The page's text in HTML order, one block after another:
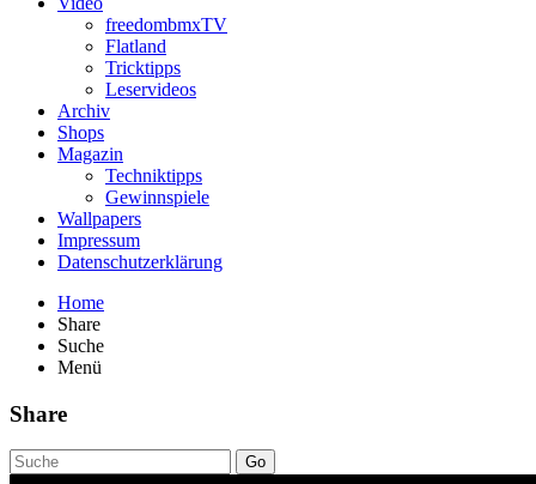
freedombmxTV
Flatland
Tricktipps
Leservideos
Archiv
Shops
Magazin
Techniktipps
Gewinnspiele
Wallpapers
Impressum
Datenschutzerklärung
Home
Share
Suche
Menü
Share
Go